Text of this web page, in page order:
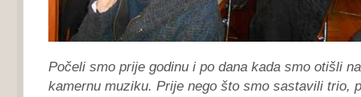
Počeli smo prije godinu i po dana kada smo otišli
kamernu muziku. Prije nego što smo sastavili trio,